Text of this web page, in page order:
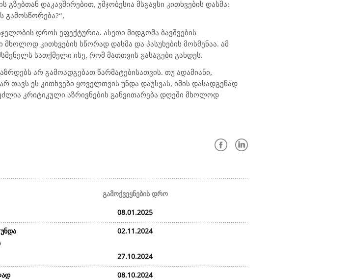
გზებთან დაკავშირებით, უმჯობესია მსგავსი კითხვების დასმა:
გამოსწორება?“,
დროს ეფექტურია. ასეთი მიდგომა ბავშვების
კითხვების სწორად დასმა და პასუხების მოსმენაა. ამ
სათქმელი ისე, რომ მათთვის გასაგები გახდეს.
არ გამოადგებათ წარმატებისათვის. თუ ადამიანი,
ეს კითხვები ყოველთვის უნდა დაუსვას, იმის დასადგენად
კრიტიკული აზრივნების განვითარება დღეში მხოლოდ
გამოქვეყნების დრო
08.01.2025
02.11.2024
27.10.2024
08.10.2024